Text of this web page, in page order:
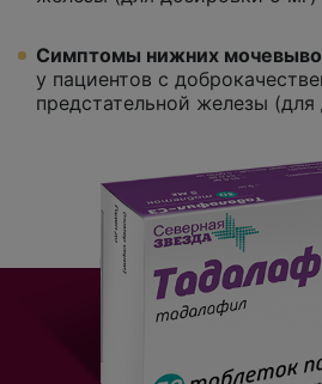
Симптомы нижних
у пациентов с
предстательной железы